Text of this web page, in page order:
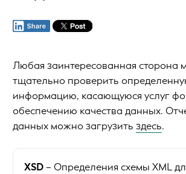
Любая заинтересованная сторона
тщательно проверить
информацию, касающуюся услуг
обеспечению качества данных.
данных можно загрузить здесь.
XSD – Определения схемы XML